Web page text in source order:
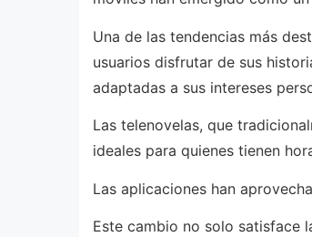
Una de las tendencias más
usuarios disfrutar de sus
adaptadas a sus intereses
Las telenovelas, que
ideales para quienes tienen
Las aplicaciones han
Este cambio no solo satisface